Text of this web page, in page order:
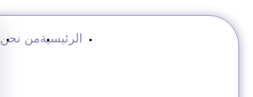
الرئيسيةمن نحن
افكار تسويقية للكافيهات